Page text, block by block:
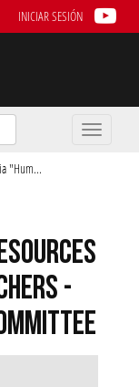
INICIAR SESIÓN
Toggle
"Hum...
-